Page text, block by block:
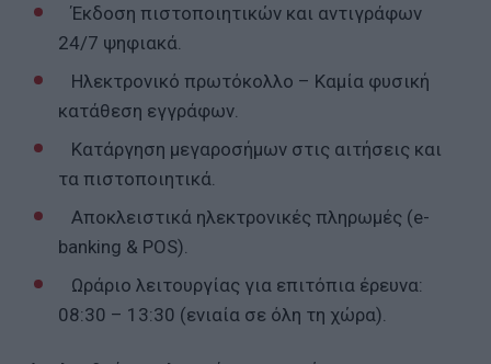
Έκδοση πιστοποιητικών και αντιγράφων
24/7 ψηφιακά.
Ηλεκτρονικό πρωτόκολλο – Καμία φυσική
κατάθεση εγγράφων.
Κατάργηση μεγαροσήμων στις αιτήσεις και
τα πιστοποιητικά.
Αποκλειστικά ηλεκτρονικές πληρωμές (e-
banking & POS).
Ωράριο λειτουργίας για επιτόπια έρευνα:
08:30 – 13:30 (ενιαία σε όλη τη χώρα).